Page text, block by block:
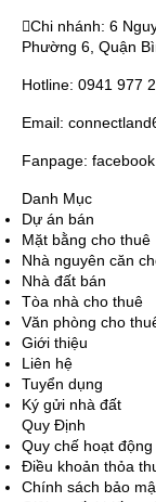
Chi nhánh: 6
Phường 6, Quận
Hotline: 0941 977
Email:
Fanpage:
Danh Mục
Dự án bán
Mặt bằng cho thuê
Nhà nguyên căn
Nhà đất bán
Tòa nhà cho thuê
Văn phòng cho
Giới thiệu
Liên hệ
Tuyển dụng
Ký gửi nhà đất
Quy Định
Quy chế hoạt động
Điều khoản thỏa
Chính sách bảo